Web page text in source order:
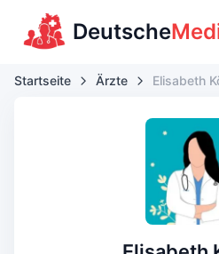
Deutsche
Startseite Ärzte Elisabeth